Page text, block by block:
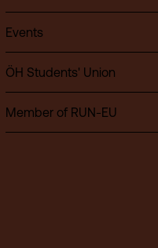
Events
ÖH Students' Union
Member of RUN-EU